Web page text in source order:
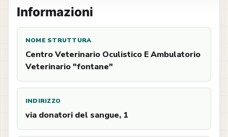
“fontane”
Informazioni
NOME STRUTTURA
Centro Veterinario Oculistico E Ambulatorio
Veterinario "fontane"
INDIRIZZO
via donatori del sangue, 1